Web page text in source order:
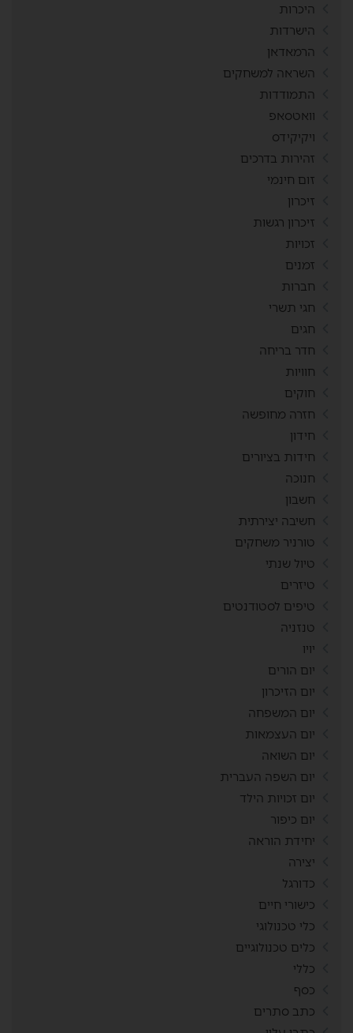
היכרות
הישרדות
הרמאדאן
השראה למשחקים
התמודדות
וואטסאפ
ויקיקידס
זהירות בדרכים
זום חינמי
זיכרון
זיכרון רגשות
זכויות
זמנים
חברות
חגי תשרי
חגים
חדר בריחה
חוויות
חוקים
חזרה מחופשה
חידון
חידות בציורים
חנוכה
חשבון
חשיבה יצירתית
טורניר משחקים
טיול שנתי
טיזרים
טיפים לסטודנטים
טנזניה
יויו
יום הורים
יום הזיכרון
יום המשפחה
יום העצמאות
יום השואה
יום השפה העברית
יום זכויות הילד
יום כיפור
יחידת הוראה
יצירה
כדורגל
כישורי חיים
כלי טכנולוגי
כלים טכנולוגיים
כללי
כסף
כתב סתרים